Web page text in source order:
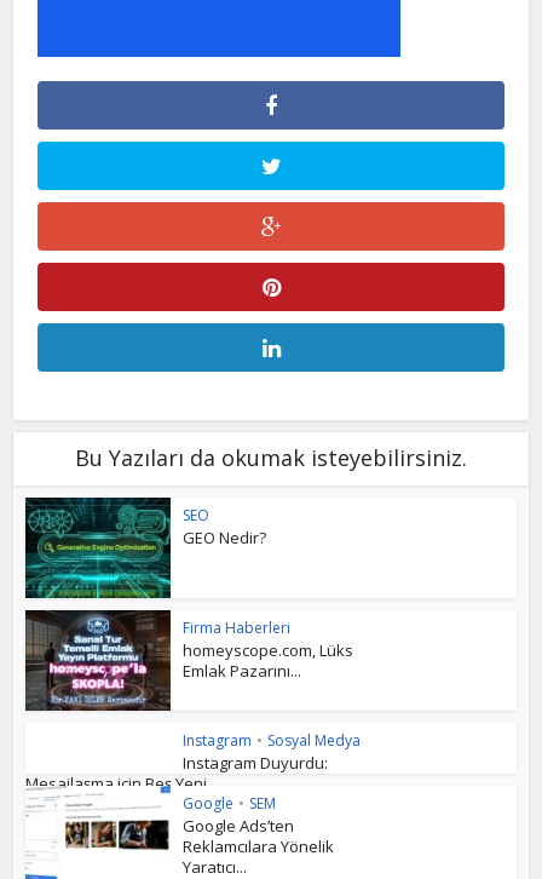
Bu Yazıları da okumak isteyebilirsiniz.
SEO
GEO Nedir?
Firma Haberleri
homeyscope.com, Lüks
Emlak Pazarını...
Instagram • Sosyal Medya
Instagram Duyurdu:
Mesajlaşma için Beş Yeni...
Google • SEM
Google Ads’ten
Reklamcılara Yönelik
Yaratıcı...